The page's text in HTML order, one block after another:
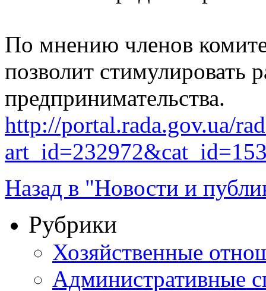
По мнению членов
позволит стимулировать
предпринимательства.
http://portal.rada.gov.ua/
Назад в "Новости и
Рубрики
Хозяйственные
Административные